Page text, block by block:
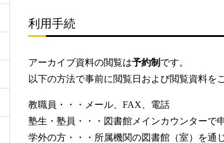
利用手続
アーカイブ資料の閲覧は予約制 です。
以下の方法で事前に閲覧日および閲覧資料を
教職員・・・メール、FAX、電話
塾生・塾員・・・図書館メインカウンターで
学外の方・・・所属機関の図書館（室）を通